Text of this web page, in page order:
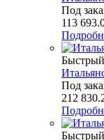
Под
113
Под
212